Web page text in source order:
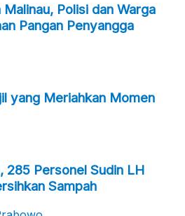
Polisi dan Warga
Pangan Penyangga
yang Meriahkan Momen
285 Personel Sudin LH
Sampah